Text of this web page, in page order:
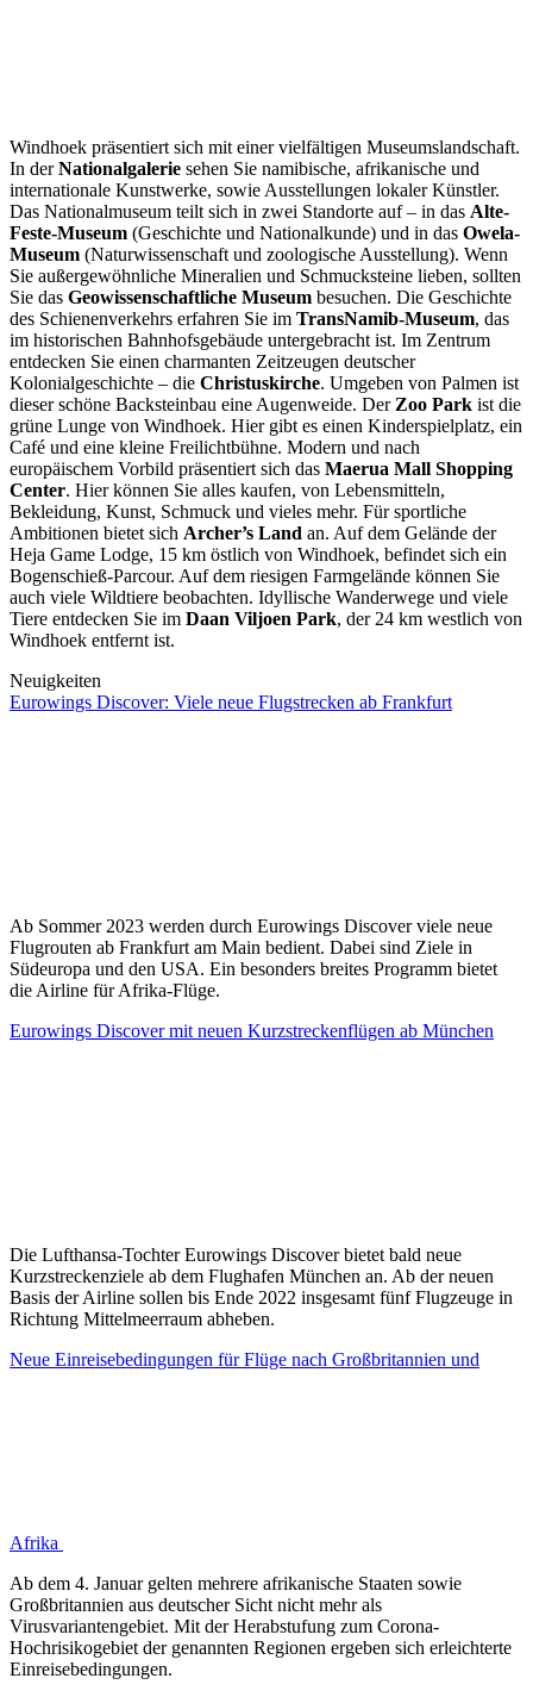
Windhoek präsentiert sich mit einer vielfältigen Museumslandschaft.
In derNationalgalerie sehen Sie namibische, afrikanische und
internationale Kunstwerke, sowie Ausstellungen lokaler Künstler.
Das Nationalmuseum teilt sich in zwei Standorte auf – in das Alte-
Feste-Museum (Geschichte und Nationalkunde) und in das Owela-
Museum (Naturwissenschaft und zoologische Ausstellung). Wenn
Sie außergewöhnliche Mineralien und Schmucksteine lieben, sollten
Sie das Geowissenschaftliche Museum besuchen. Die Geschichte
des Schienenverkehrs erfahren Sie im TransNamib-Museum, das
im historischen Bahnhofsgebäude untergebracht ist. Im Zentrum
entdecken Sie einen charmanten Zeitzeugen deutscher
Kolonialgeschichte – die Christuskirche. Umgeben von Palmen ist
dieser schöne Backsteinbau eine Augenweide. Der Zoo Park ist die
grüne Lunge von Windhoek. Hier gibt es einen Kinderspielplatz, ein
Café und eine kleine Freilichtbühne. Modern und nach
europäischem Vorbild präsentiert sich das Maerua Mall Shopping
Center. Hier können Sie alles kaufen, von Lebensmitteln,
Bekleidung, Kunst, Schmuck und vieles mehr. Für sportliche
Ambitionen bietet sich Archer’s Land an. Auf dem Gelände der
Heja Game Lodge, 15 km östlich von Windhoek, befindet sich ein
Bogenschieß-Parcour. Auf dem riesigen Farmgelände können Sie
auch viele Wildtiere beobachten. Idyllische Wanderwege und viele
Tiere entdecken Sie im Daan Viljoen Park, der 24 km westlich von
Windhoek entfernt ist.
Neuigkeiten
Eurowings Discover: Viele neue Flugstrecken ab Frankfurt
Ab Sommer 2023 werden durch Eurowings Discover viele neue
Flugrouten ab Frankfurt am Main bedient. Dabei sind Ziele in
Südeuropa und den USA. Ein besonders breites Programm bietet
die Airline für Afrika-Flüge.
Eurowings Discover mit neuen Kurzstreckenflügen ab München
Die Lufthansa-Tochter Eurowings Discover bietet bald neue
Kurzstreckenziele ab dem Flughafen München an. Ab der neuen
Basis der Airline sollen bis Ende 2022 insgesamt fünf Flugzeuge in
Richtung Mittelmeerraum abheben.
Neue Einreisebedingungen für Flüge nach Großbritannien und
Afrika
Ab dem 4. Januar gelten mehrere afrikanische Staaten sowie
Großbritannien aus deutscher Sicht nicht mehr als
Virusvariantengebiet. Mit der Herabstufung zum Corona-
Hochrisikogebiet der genannten Regionen ergeben sich erleichterte
Einreisebedingungen.